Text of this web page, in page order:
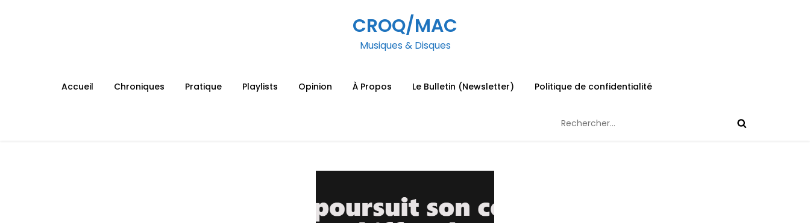
CROQ/MAC
Musiques & Disques
Accueil Chroniques Pratique Playlists Opinion À Propos Le Bulletin (Newsletter) Politique de confidentialité